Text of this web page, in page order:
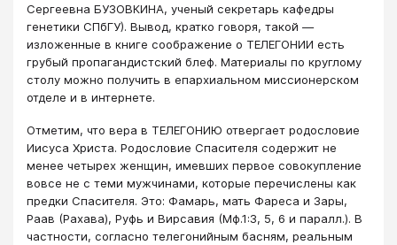
Сергеевна БУЗОВКИНА, ученый секретарь кафедры
генетики СПбГУ). Вывод, кратко говоря, такой —
изложенные в книге соображение о ТЕЛЕГОНИИ есть
грубый пропагандистский блеф. Материалы по круглому
столу можно получить в епархиальном миссионерском
отделе и в интернете.
Отметим, что вера в ТЕЛЕГОНИЮ отвергает родословие
Иисуса Христа. Родословие Спасителя содержит не
менее четырех женщин, имевших первое совокупление
вовсе не с теми мужчинами, которые перечислены как
предки Спасителя. Это: Фамарь, мать Фареса и Зары,
Раав (Рахава), Руфь и Вирсавия (Мф.1:3, 5, 6 и паралл.). В
частности, согласно телегонийным басням, реальным